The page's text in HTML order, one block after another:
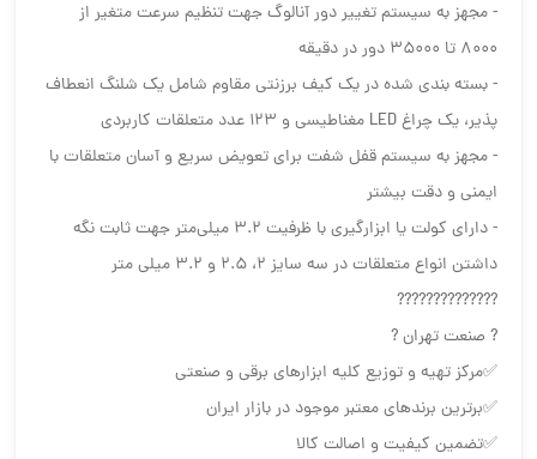
- مجهز به سیستم تغییر دور آنالوگ جهت تنظیم سرعت متغیر از
8000 تا 35000 دور در دقیقه
- بسته ‌بندی شده در یک کیف برزنتی مقاوم شامل یک شلنگ انعطاف‌
پذیر، یک چراغ LED مغناطیسی و 123 عدد متعلقات کاربردی
- مجهز به سیستم قفل شفت برای تعویض سریع و آسان متعلقات با
ایمنی و دقت بیشتر
- دارای کولت یا ابزارگیری با ظرفیت 3.2 میلی‌متر جهت ثابت نگه‌
داشتن انواع متعلقات در سه سایز 2، 2.5 و 3.2 میلی‌ متر
??????????????
?️ صنعت تهران ?️
✅مرکز تهیه و توزیع کلیه ابزارهای برقی و صنعتی
✅برترین برندهای معتبر موجود در بازار ایران
✅تضمین کیفیت و اصالت کالا